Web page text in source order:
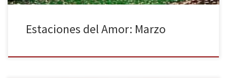
Estaciones del Amor: Marzo